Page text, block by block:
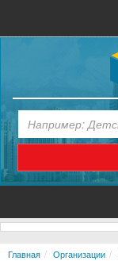
Главная Организации